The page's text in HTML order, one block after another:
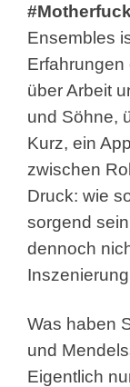
Ensembles
Erfahrungen
über Arbeit
und Söhne,
Kurz, ein
zwischen
Druck: wie
sorgend
dennoch
Was haben
und
Eigentlich